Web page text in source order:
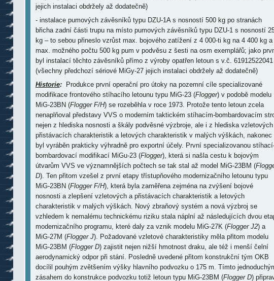
jejich instalaci obdržely až dodatečně)
- instalace pumových závěsníků typu DZU-1A s nosností 500 kg po stranách
břicha zadní části trupu na místo pumových závěsníků typu DZU-1 s nosností
kg – to sebou přineslo vzrůst max. bojového zatížení z 4 000-ti kg na 4 400 kg a
max. možného počtu 500 kg pum v podvěsu z šesti na osm exemplářů; jako
byl instalací těchto závěsníků přímo z výroby opatřen letoun s v.č. 61912522041
(všechny předchozí sériové MiGy-27 jejich instalaci obdržely až dodatečně)
Historie:Produkce první operační pro útoky na pozemní cíle specializované
modifikace frontového stíhacího letounu typu MiG-23 (Flogger) v podobě modelu
MiG-23BN (Flogger F/H) se rozeběhla v roce 1973. Protože tento letoun zcela
nenaplňoval představy VVS o moderním taktickém stíhacím-bombardovacím
nejen z hlediska nosnosti a škály podvěsné výzbroje, ale i z hlediska vzletových
přistávacích charakteristik a letových charakteristik v malých výškách, nakonec
byl vyráběn prakticky výhradně pro exportní účely. První specializovanou
bombardovací modifikací MiGu-23 (Flogger), která si našla cestu k bojovým
útvarům VVS ve významnějších počtech se tak stal až model MiG-23BM (
D). Ten přitom vzešel z první etapy třístupňového modernizačního letounu typu
MiG-23BN (Flogger F/H), která byla zaměřena zejména na zvýšení bojové
nosnosti a zlepšení vzletových a přistávacích charakteristik a letových
charakteristik v malých výškách. Nový zbraňový systém a nová výzbroj se
vzhledem k nemalému technickému riziku stala náplní až následujících dvou
modernizačního programu, které daly za vznik modelu MiG-27K (Flogger J2) a
MiG-27M (Flogger J). Požadované vzletové charakteristiky měla přitom modelu
MiG-23BM (Flogger D) zajistit nejen nižší hmotnost draku, ale též i menší čelní
aerodynamický odpor při stání. Posledně uvedené přitom konstrukční tým OKB
docílil pouhým zvětšením výšky hlavního podvozku o 175 m. Tímto
zásahem do konstrukce podvozku totiž letoun typu MiG-23BM (Flogger D)